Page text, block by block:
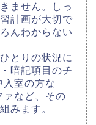
ません。しっ
計画が大切で
んわからない
とりの状況に
暗記項目のチ
入室の方な
ァなど、その
みます。